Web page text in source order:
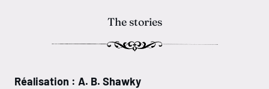
The stories
Réalisation : A. B. Shawky